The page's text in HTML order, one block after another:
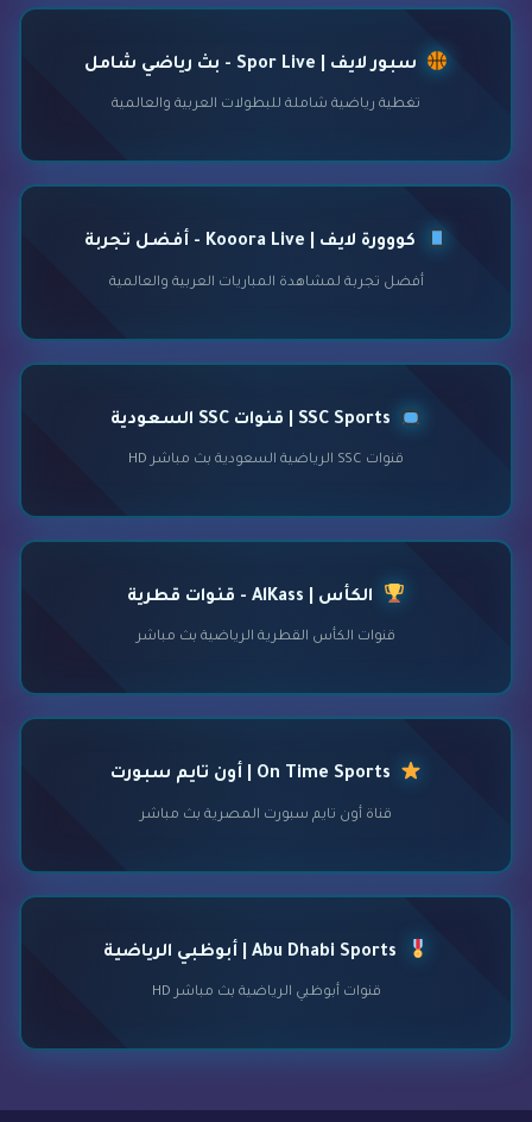
سبور لايف | Spor Live - بث رياضي شامل
تغطية رياضية شاملة للبطولات العربية والعالمية
كووورة لايف | Kooora Live - أفضل تجربة
أفضل تجربة لمشاهدة المباريات العربية والعالمية
قنوات SSC الرياضية السعودية بث مباشر HD
الكأس | AlKass - قنوات قطرية
قنوات الكأس القطرية الرياضية بث مباشر
قناة أون تايم سبورت المصرية بث مباشر
قنوات أبوظبي الرياضية بث مباشر HD